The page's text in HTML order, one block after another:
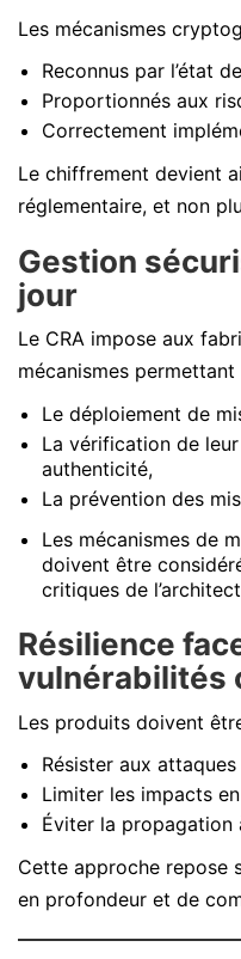
Les mécanismes
Reconnus par l’état
Proportionnés aux
Correctement
Le chiffrement devient
réglementaire, et non
Gestion
jour
Le CRA impose aux
mécanismes permettant
Le déploiement de
La vérification de
authenticité,
La prévention des
Les mécanismes de
doivent être
critiques de
Résilience
vulnérabilités
Les produits doivent
Résister aux
Limiter les impacts
Éviter la propagation
Cette approche repose
en profondeur et de